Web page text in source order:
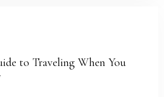
to Traveling When You